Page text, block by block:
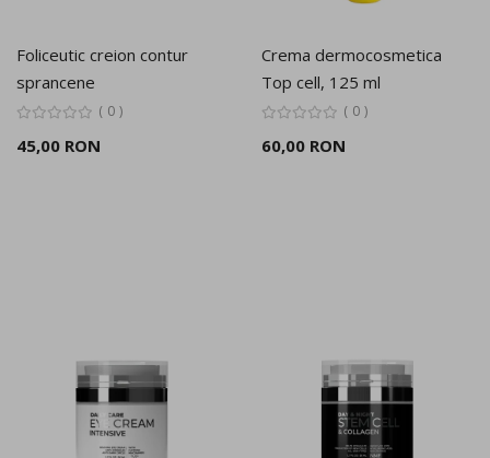
Foliceutic creion contur
sprancene
0
45,00 RON
Crema dermocosmetica
Top cell, 125 ml
0
60,00 RON